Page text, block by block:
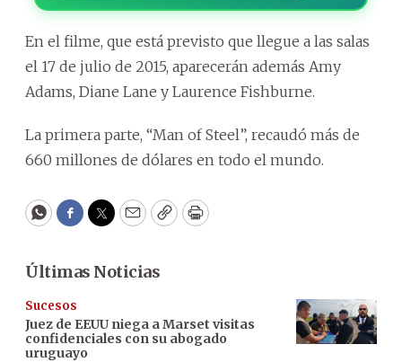
En el filme, que está previsto que llegue a las salas
el 17 de julio de 2015, aparecerán además Amy
Adams, Diane Lane y Laurence Fishburne.
La primera parte, “Man of Steel”, recaudó más de
660 millones de dólares en todo el mundo.
WhatsApp
Facebook
Twitter
EmailCopyPrint
Últimas Noticias
Sucesos
Juez de EEUU niega a Marset visitas
confidenciales con su abogado
uruguayo